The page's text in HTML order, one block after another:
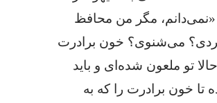
مگر من محافظ
می‌شنوی؟‏ خون برادرت
حالا تو ملعون شده‌ای و باید
تا خون برادرت را که به